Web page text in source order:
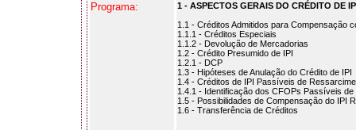
Programa:
1 - ASPECTOS GERAIS DO CRÉDITO DE
1.1 - Créditos Admitidos para Compensação
1.1.1 - Créditos Especiais
1.1.2 - Devolução de Mercadorias
1.2 - Crédito Presumido de IPI
1.2.1 - DCP
1.3 - Hipóteses de Anulação do Crédito de IPI
1.4 - Créditos de IPI Passíveis de
1.4.1 - Identificação dos CFOPs Passíveis
1.5 - Possibilidades de Compensação do IPI
1.6 - Transferência de Créditos